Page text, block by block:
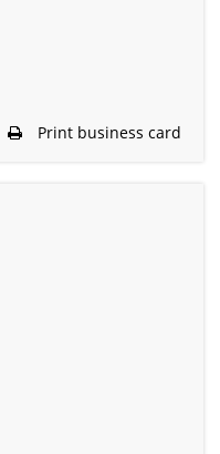
Print business card